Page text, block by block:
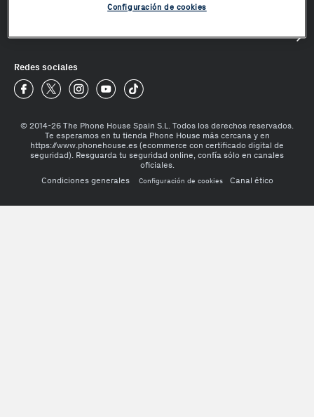
Redes sociales
Phone House Facebook
Phone House Twitter
Phone House Instagram
Phone House Youtube
© 2014-26 The Phone House Spain S.L. Todos los derechos reservados.
Te esperamos en tu tienda Phone House más cercana y en
https://www.phonehouse.es (ecommerce con certificado digital de
seguridad). Resguarda tu seguridad online, confía sólo en canales
oficiales.
Condiciones generales
Configuración de cookies Canal ético
Configuración de cookies